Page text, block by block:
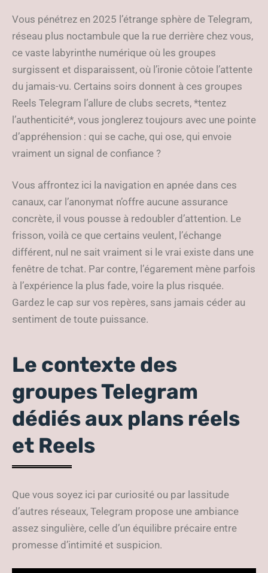
Vous pénétrez en 2025 l’étrange sphère de Telegram,
réseau plus noctambule que la rue derrière chez vous,
ce vaste labyrinthe numérique où les groupes
surgissent et disparaissent, où l’ironie côtoie l’attente
du jamais-vu. Certains soirs donnent à ces groupes
Reels Telegram l’allure de clubs secrets, *tentez
l’authenticité*, vous jonglerez toujours avec une pointe
d’appréhension : qui se cache, qui ose, qui envoie
vraiment un signal de confiance ?
Vous affrontez ici la navigation en apnée dans ces
canaux, car l’anonymat n’offre aucune assurance
concrète, il vous pousse à redoubler d’attention. Le
frisson, voilà ce que certains veulent, l’échange
différent, nul ne sait vraiment si le vrai existe dans une
fenêtre de tchat. Par contre, l’égarement mène parfois
à l’expérience la plus fade, voire la plus risquée.
Gardez le cap sur vos repères, sans jamais céder au
sentiment de toute puissance.
Le contexte des
groupes Telegram
dédiés aux plans réels
et Reels
Que vous soyez ici par curiosité ou par lassitude
d’autres réseaux, Telegram propose une ambiance
assez singulière, celle d’un équilibre précaire entre
promesse d’intimité et suspicion.